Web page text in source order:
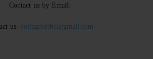
Contact us by Email:
us: voltagelabbd@gmail.com